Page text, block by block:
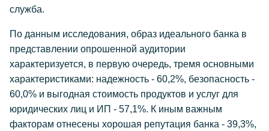
служба.
По данным исследования, образ идеального банка в
представлении опрошенной аудитории
характеризуется, в первую очередь, тремя основными
характеристиками: надежность - 60,2%, безопасность -
60,0% и выгодная стоимость продуктов и услуг для
юридических лиц и ИП - 57,1%. К иным важным
факторам отнесены хорошая репутация банка - 39,3%,